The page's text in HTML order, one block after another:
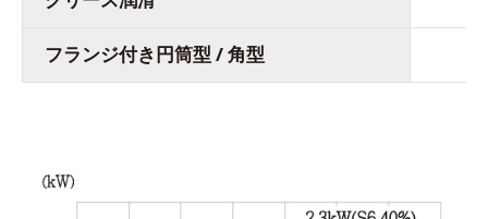
フランジ付き円筒型 / 角型